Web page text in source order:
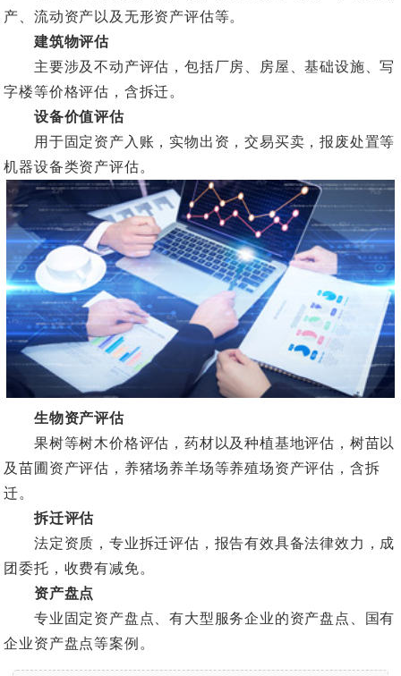
产、流动资产以及无形资产评估等。
建筑物评估
主要涉及不动产评估，包括厂房、房屋、基础设施、写
字楼等价格评估，含拆迁。
设备价值评估
用于固定资产入账，实物出资，交易买卖，报废处置等
机器设备类资产评估。
生物资产评估
果树等树木价格评估，药材以及种植基地评估，树苗以
及苗圃资产评估，养猪场养羊场等养殖场资产评估，含拆
迁。
拆迁评估
法定资质，专业拆迁评估，报告有效具备法律效力，成
团委托，收费有减免。
资产盘点
专业固定资产盘点、有大型服务企业的资产盘点、国有
企业资产盘点等案例。